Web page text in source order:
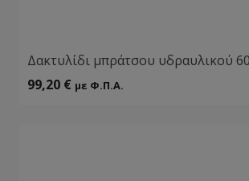
Δακτυλίδι μπράτσου υδραυλικού
99,20 € με Φ.Π.Α.